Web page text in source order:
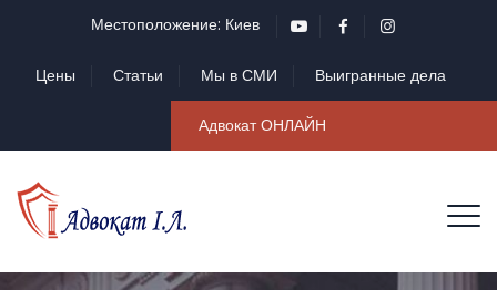
Местоположение: Киев
Цены Статьи Мы в СМИ Выигранные дела
Адвокат ОНЛАЙН